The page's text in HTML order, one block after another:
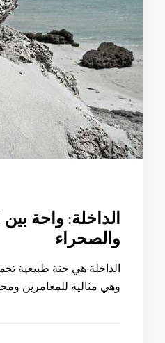
الداخلة: واحة بين
والصحراء
الداخلة هي جنة طبيعية
وهي مثالية للمغامرين